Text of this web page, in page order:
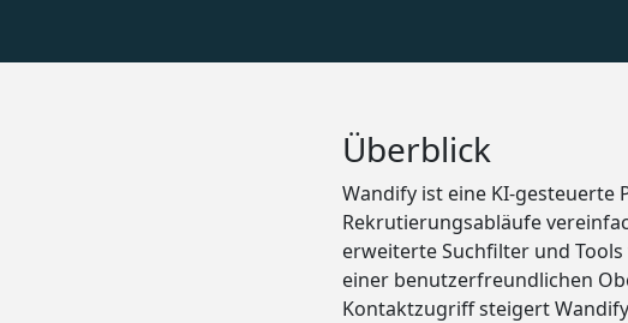
Überblick
Wandify ist eine KI-gesteuerte
Rekrutierungsabläufe
erweiterte Suchfilter und
einer benutzerfreundlichen
Kontaktzugriff steigert